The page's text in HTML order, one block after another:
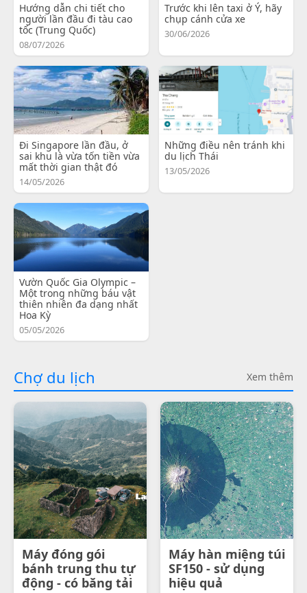
Hướng dẫn chi tiết cho
người lần đầu đi tàu cao
tốc (Trung Quốc)
08/07/2026
Trước khi lên taxi ở Ý, hãy
chụp cánh cửa xe
30/06/2026
Đi Singapore lần đầu, ở
sai khu là vừa tốn tiền vừa
mất thời gian thật đó
14/05/2026
Những điều nên tránh khi
du lịch Thái
13/05/2026
Vườn Quốc Gia Olympic –
Một trong những báu vật
thiên nhiên đa dạng nhất
Hoa Kỳ
05/05/2026
Chợ du lịch Xem thêm
Máy đóng gói
bánh trung thu tự
động - có băng tải
Máy hàn miệng túi
SF150 - sử dụng
hiệu quả